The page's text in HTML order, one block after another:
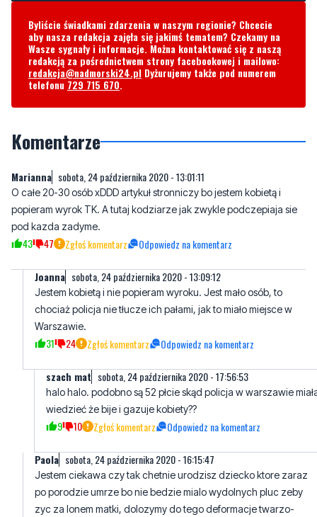
redakcja@nadmorski24.plDyżurujemy także pod numerem
telefonu729 715 670.
Komentarze
O całe 20-30 osób xDDD artykuł stronniczy bo jestem kobietą i
pod kazda zadyme.
43 47 Zgłoś komentarz Odpowiedz na komentarz
Joanna sobota, 24 października 2020 - 13:09:12
Jestem kobietą i nie popieram wyroku. Jest mało osób, to
Warszawie.
31 24 Zgłoś komentarz Odpowiedz na komentarz
szach mat
halo halo. podobno są 52 płcie skąd policja w warszawie
9 10 Zgłoś komentarz Odpowiedz na komentarz
Paola sobota, 24 października 2020 - 16:15:47
Jestem ciekawa czy tak chetnie urodzisz dziecko ktore zaraz
zyc za lonem matki, dolozymy do tego deformacje twarzo-
czaszki itp. Urodzisz i ciekawe co kupisz lozeczko czy
trumne!!!!
26 9 Zgłoś komentarz Odpowiedz na komentarz